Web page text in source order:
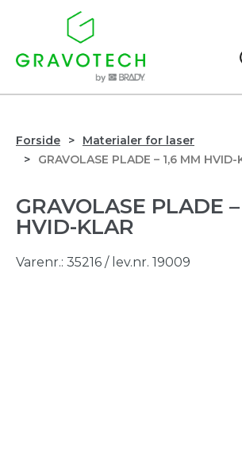
Forside
Materialer for laser
GRAVOLASE PLADE – 1,6 MM HVID-
GRAVOLASE PLADE
HVID-KLAR
Varenr.: 35216 / lev.nr. 19009